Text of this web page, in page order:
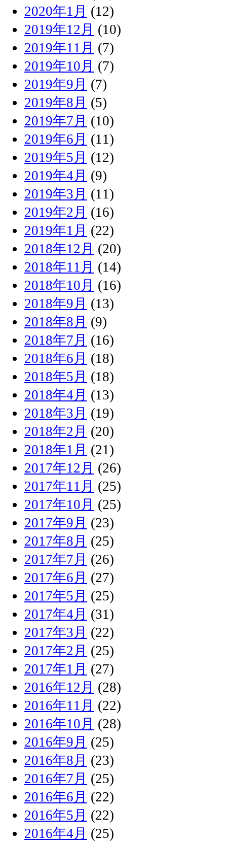
2020年1月 (12)
2019年12月 (10)
2019年11月 (7)
2019年10月 (7)
2019年9月 (7)
2019年8月 (5)
2019年7月 (10)
2019年6月 (11)
2019年5月 (12)
2019年4月 (9)
2019年3月 (11)
2019年2月 (16)
2019年1月 (22)
2018年12月 (20)
2018年11月 (14)
2018年10月 (16)
2018年9月 (13)
2018年8月 (9)
2018年7月 (16)
2018年6月 (18)
2018年5月 (18)
2018年4月 (13)
2018年3月 (19)
2018年2月 (20)
2018年1月 (21)
2017年12月 (26)
2017年11月 (25)
2017年10月 (25)
2017年9月 (23)
2017年8月 (25)
2017年7月 (26)
2017年6月 (27)
2017年5月 (25)
2017年4月 (31)
2017年3月 (22)
2017年2月 (25)
2017年1月 (27)
2016年12月 (28)
2016年11月 (22)
2016年10月 (28)
2016年9月 (25)
2016年8月 (23)
2016年7月 (25)
2016年6月 (22)
2016年5月 (22)
2016年4月 (25)